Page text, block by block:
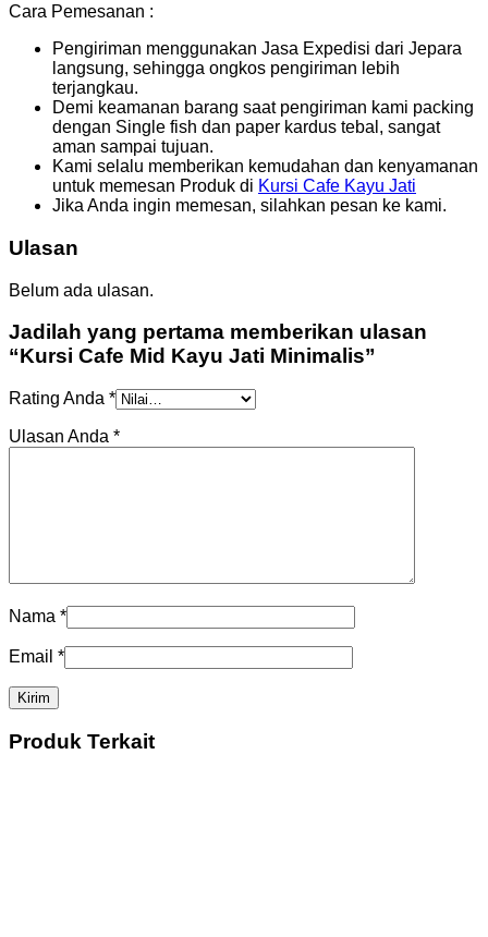
Cara Pemesanan :
Pengiriman menggunakan Jasa Expedisi dari Jepara
langsung, sehingga ongkos pengiriman lebih
terjangkau.
Demi keamanan barang saat pengiriman kami packing
dengan Single fish dan paper kardus tebal, sangat
aman sampai tujuan.
Kami selalu memberikan kemudahan dan kenyamanan
untuk memesan Produk di Kursi Cafe Kayu Jati
Jika Anda ingin memesan, silahkan pesan ke kami.
Ulasan
Belum ada ulasan.
Jadilah yang pertama memberikan ulasan
“Kursi Cafe Mid Kayu Jati Minimalis”
Rating Anda *
Ulasan Anda *
Nama *
Email *
Produk Terkait